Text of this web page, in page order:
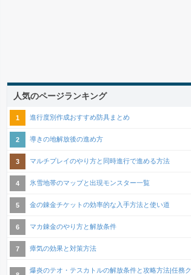
人気のページランキング
進行度別作成おすすめ防具まとめ
導きの地解放後の進め方
マルチプレイのやり方と同時進行で進める方法
氷雪地帯のマップと出現モンスター一覧
金の錬金チケットの効率的な入手方法と使い道
マカ錬金のやり方と解放条件
瘴気の効果と対策方法
爆炎のテオ・テスカトルの解放条件と攻略方法|任務ク